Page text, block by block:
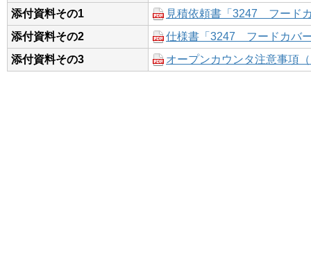
添付資料その1
見積依頼書「3247 フード
添付資料その2
仕様書「3247 フードカバ
添付資料その3
オープンカウンタ注意事項